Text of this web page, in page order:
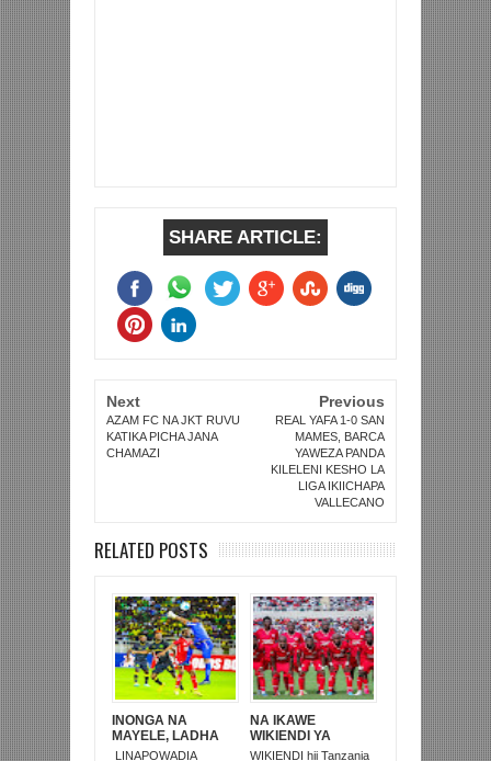
SHARE ARTICLE:
Next
AZAM FC NA JKT RUVU
KATIKA PICHA JANA
CHAMAZI
Previous
REAL YAFA 1-0 SAN
MAMES, BARCA
YAWEZA PANDA
KILELENI KESHO LA
LIGA IKIICHAPA
VALLECANO
RELATED POSTS
INONGA NA
MAYELE, LADHA
MPYA MECHI YA
LINAPOWADIA
NA IKAWE
WIKIENDI YA
KIHISTORIA
WIKIENDI hii Tanzania